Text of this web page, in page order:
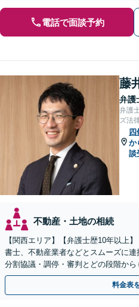
電話で面談予約
藤
弁護
弁護
ズ法
四
か
談
不動産・土地の相続
【関西エリア】【弁護士歴10年以上
書士、不動産業者などとスムーズに
分割協議・調停・審判とどの段階か
対応しております【休日・夜間相談可
料金表